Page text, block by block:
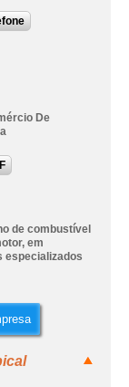
De
de combustível
em
especializados